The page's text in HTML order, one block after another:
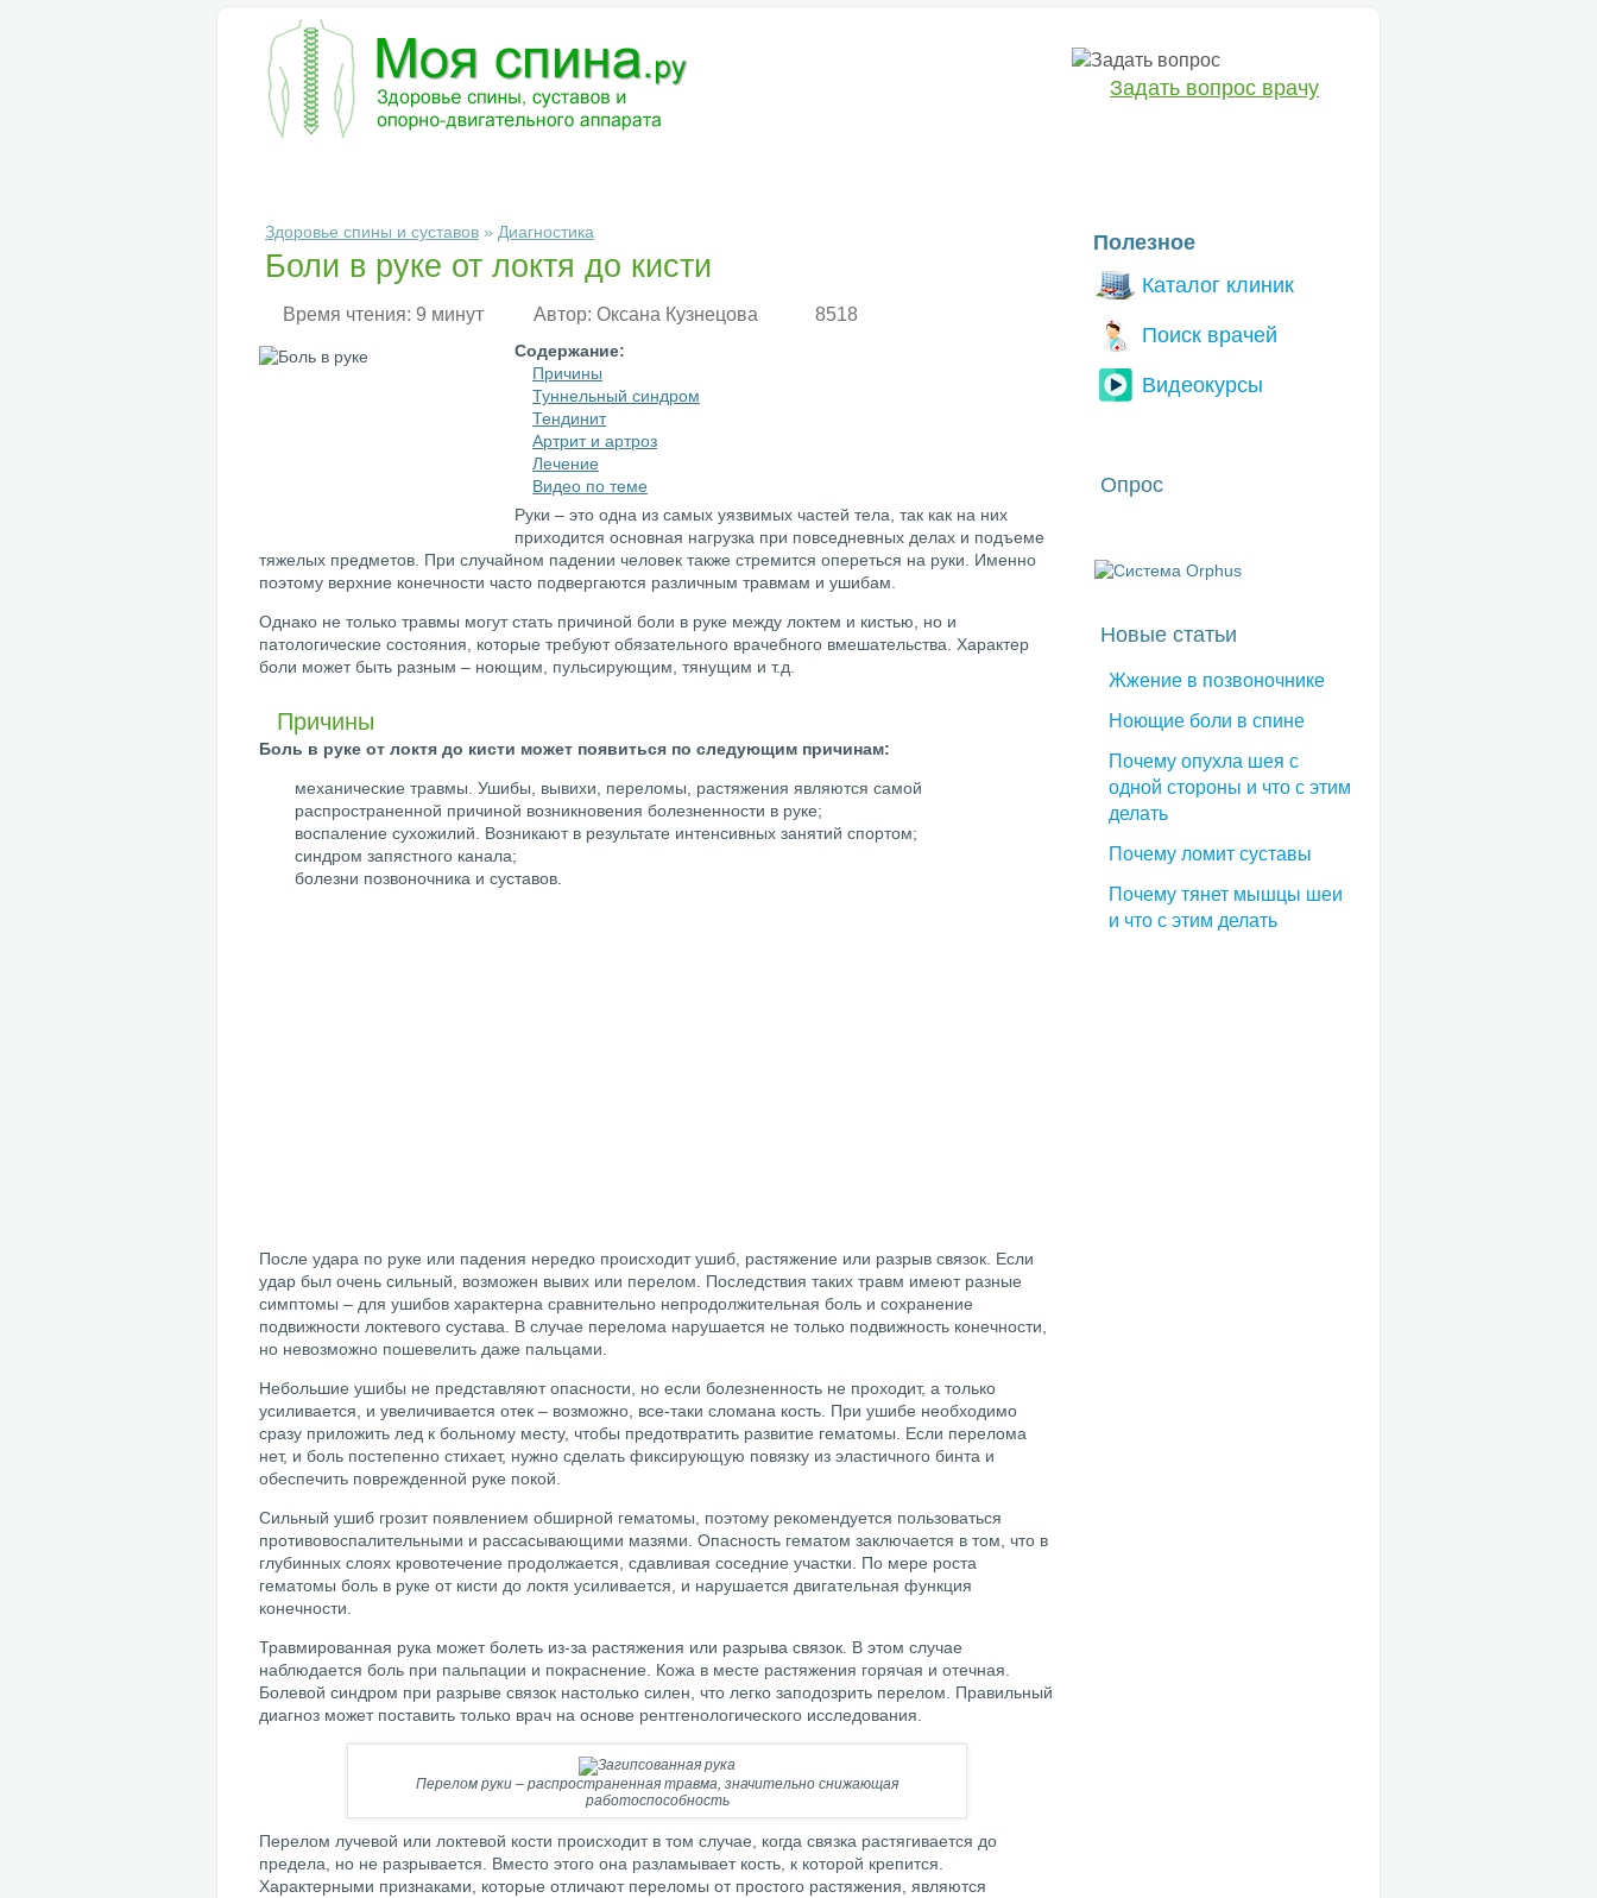
Задать вопрос врачу
Здоровье спины и суставов » Диагностика
Боли в руке от локтя до кисти
Время чтения: 9 минут Автор: Оксана Кузнецова 8518
Содержание:
Причины
Туннельный синдром
Тендинит
Артрит и артроз
Лечение
Видео по теме
Руки – это одна из самых уязвимых частей тела, так как на них
приходится основная нагрузка при повседневных делах и подъеме
тяжелых предметов. При случайном падении человек также стремится опереться на руки. Именно
поэтому верхние конечности часто подвергаются различным травмам и ушибам.
Однако не только травмы могут стать причиной боли в руке между локтем и кистью, но и
патологические состояния, которые требуют обязательного врачебного вмешательства. Характер
боли может быть разным – ноющим, пульсирующим, тянущим и т.д.
Причины
Боль в руке от локтя до кисти может появиться по следующим причинам:
механические травмы. Ушибы, вывихи, переломы, растяжения являются самой
распространенной причиной возникновения болезненности в руке;
воспаление сухожилий. Возникают в результате интенсивных занятий спортом;
синдром запястного канала;
болезни позвоночника и суставов.
После удара по руке или падения нередко происходит ушиб, растяжение или разрыв связок. Если
удар был очень сильный, возможен вывих или перелом. Последствия таких травм имеют разные
симптомы – для ушибов характерна сравнительно непродолжительная боль и сохранение
подвижности локтевого сустава. В случае перелома нарушается не только подвижность конечности,
но невозможно пошевелить даже пальцами.
Небольшие ушибы не представляют опасности, но если болезненность не проходит, а только
усиливается, и увеличивается отек – возможно, все-таки сломана кость. При ушибе необходимо
сразу приложить лед к больному месту, чтобы предотвратить развитие гематомы. Если перелома
нет, и боль постепенно стихает, нужно сделать фиксирующую повязку из эластичного бинта и
обеспечить поврежденной руке покой.
Сильный ушиб грозит появлением обширной гематомы, поэтому рекомендуется пользоваться
противовоспалительными и рассасывающими мазями. Опасность гематом заключается в том, что в
глубинных слоях кровотечение продолжается, сдавливая соседние участки. По мере роста
гематомы боль в руке от кисти до локтя усиливается, и нарушается двигательная функция
конечности.
Травмированная рука может болеть из-за растяжения или разрыва связок. В этом случае
наблюдается боль при пальпации и покраснение. Кожа в месте растяжения горячая и отечная.
Болевой синдром при разрыве связок настолько силен, что легко заподозрить перелом. Правильный
диагноз может поставить только врач на основе рентгенологического исследования.
Перелом руки – распространенная травма, значительно снижающая
работоспособность
Перелом лучевой или локтевой кости происходит в том случае, когда связка растягивается до
предела, но не разрывается. Вместо этого она разламывает кость, к которой крепится.
Характерными признаками, которые отличают переломы от простого растяжения, являются
Полезное
Каталог клиник
Поиск врачей
Видеокурсы
Опрос
Новые статьи
Жжение в позвоночнике
Ноющие боли в спине
Почему опухла шея с
одной стороны и что с этим
делать
Почему ломит суставы
Почему тянет мышцы шеи
и что с этим делать